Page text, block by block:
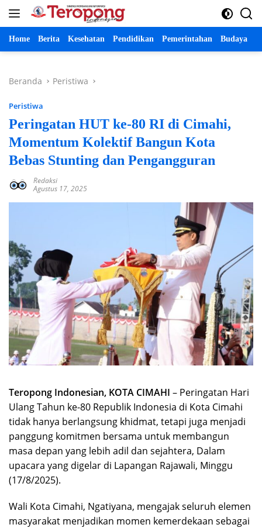
Langsung
Home Berita Kesehatan Pendidikan Pemerintahan Budaya
Beranda Peristiwa
Peristiwa
Peringatan HUT ke-80 RI di Cimahi,
Momentum Kolektif Bangun Kota
Bebas Stunting dan Pengangguran
Redaksi
Agustus 17, 2025
Teropong Indonesian, KOTA CIMAHI – Peringatan Hari
Ulang Tahun ke-80 Republik Indonesia di Kota Cimahi
tidak hanya berlangsung khidmat, tetapi juga menjadi
panggung komitmen bersama untuk membangun
masa depan yang lebih adil dan sejahtera, Dalam
upacara yang digelar di Lapangan Rajawali, Minggu
(17/8/2025).
Wali Kota Cimahi, Ngatiyana, mengajak seluruh elemen
masyarakat menjadikan momen kemerdekaan sebagai